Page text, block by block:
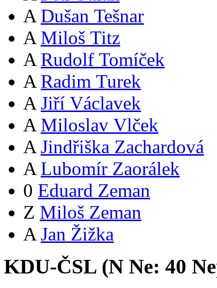
A Dušan Tešnar
A Miloš Titz
A Rudolf Tomíček
A Radim Turek
A Jiří Václavek
A Miloslav Vlček
A Jindřiška Zachardová
A Lubomír Zaorálek
0 Eduard Zeman
Z Miloš Zeman
A Jan Žižka
KDU-ČSL (N Ne: 40